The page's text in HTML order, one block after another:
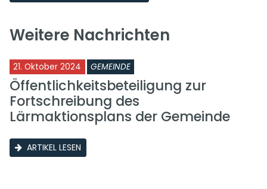
Weitere Nachrichten
21. Oktober 2024 GEMEINDE
Öffentlichkeitsbeteiligung zur
Fortschreibung des
Lärmaktionsplans der Gemeinde
ARTIKEL LESEN